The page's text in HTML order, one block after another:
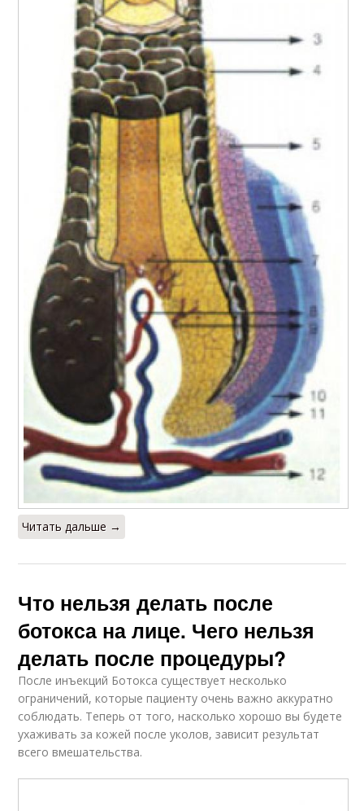
Читать дальше →
Что нельзя делать после
ботокса на лице. Чего нельзя
делать после процедуры?
После инъекций Ботокса существует несколько
ограничений, которые пациенту очень важно аккуратно
соблюдать. Теперь от того, насколько хорошо вы будете
ухаживать за кожей после уколов, зависит результат
всего вмешательства.